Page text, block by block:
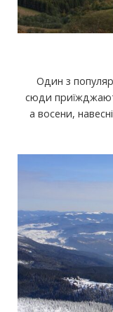
Один з
сюди
а восени,